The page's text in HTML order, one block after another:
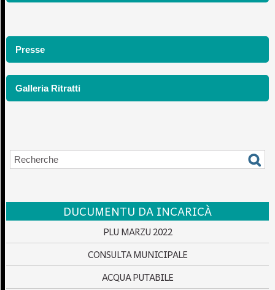
Presse
Galleria Ritratti
DUCUMENTU DA INCARICÀ
PLU MARZU 2022
CONSULTA MUNICIPALE
ACQUA PUTABILE